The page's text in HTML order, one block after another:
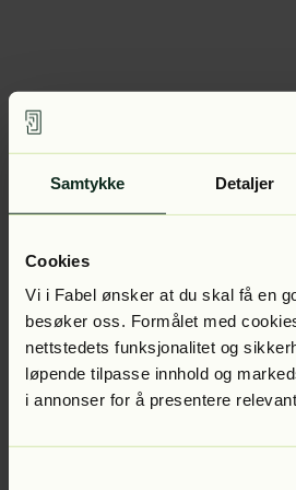
Samtykke Detaljer
Cookies
Vi i Fabel ønsker at du skal få en
besøker oss. Formålet med
nettstedets funksjonalitet og
løpende tilpasse innhold og
i annonser for å presentere